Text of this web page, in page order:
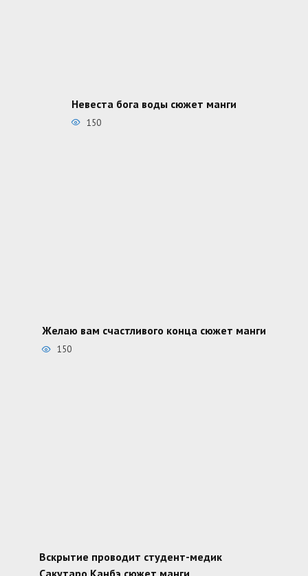
Невеста бога воды сюжет манги
150
Желаю вам счастливого конца сюжет манги
150
Вскрытие проводит студент-медик
Сакутаро Канбэ сюжет манги